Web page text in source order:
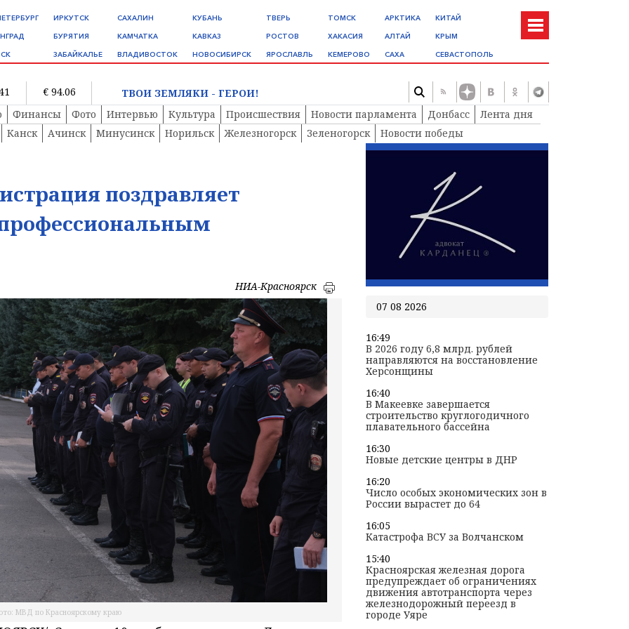
ИРКУТСК
БУРЯТИЯ
ЗАБАЙКАЛЬЕ
САХАЛИН
КАМЧАТКА
ВЛАДИВОСТОК
КУБАНЬ
КАВКАЗ
НОВОСИБИРСК
ТВЕРЬ
РОСТОВ
ЯРОСЛАВЛЬ
ТОМСК
ХАКАСИЯ
КЕМЕРОВО
АРКТИКА
АЛТАЙ
САХА
КИТАЙ
КРЫМ
СЕВАСТОПОЛЬ
€ 94.06
ТВОИ ЗЕМЛЯКИ - ГЕРОИ!
Финансы Фото Интервью Культура Происшествия Новости парламента Донбасс
Лента дня
Канск
Ачинск Минусинск Норильск Железногорск Зеленогорск Новости победы
поздравляет
НИА-Красноярск
МВД по Красноярскому краю
07 08 2026
16:49
В 2026 году 6,8 млрд. рублей
направляются на восстановление
Херсонщины
16:40
В Макеевке завершается
строительство круглогодичного
плавательного бассейна
16:30
Новые детские центры в ДНР
16:20
Число особых экономических зон в
России вырастет до 64
16:05
Катастрофа ВСУ за Волчанском
15:40
Красноярская железная дорога
предупреждает об ограничениях
движения автотранспорта через
железнодорожный переезд в
городе Уяре